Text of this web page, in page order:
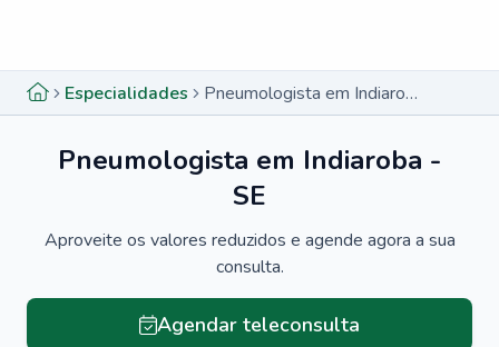
Especialidades Pneumologista em Indiaroba - SE
Pneumologista em Indiaroba -
SE
Aproveite os valores reduzidos e agende agora a sua
consulta.
Agendar teleconsulta